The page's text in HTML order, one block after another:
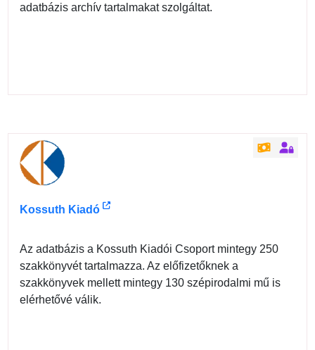
adatbázis archív tartalmakat szolgáltat.
Kossuth Kiadó
Az adatbázis a Kossuth Kiadói Csoport mintegy 250
szakkönyvét tartalmazza. Az előfizetőknek a
szakkönyvek mellett mintegy 130 szépirodalmi mű is
elérhetővé válik.